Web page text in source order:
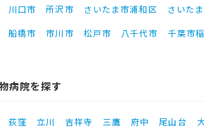
川口市 所沢市 さいたま市浦和区 さいた
船橋市 市川市 松戸市 八千代市 千葉市
病院を探す
荻窪 立川 吉祥寺 三鷹 府中 尾山台